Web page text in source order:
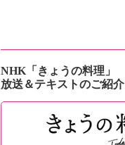
NHK「きょうの料理」
放送＆テキストのご紹介